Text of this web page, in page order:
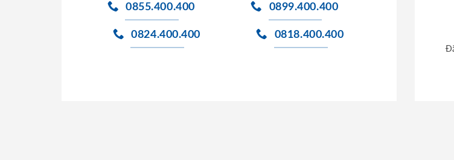
0855.400.400
0824.400.400
0899.400.400
0818.400.400